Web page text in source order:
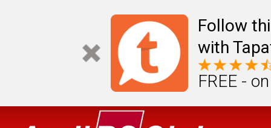
Follow
with
FREE -